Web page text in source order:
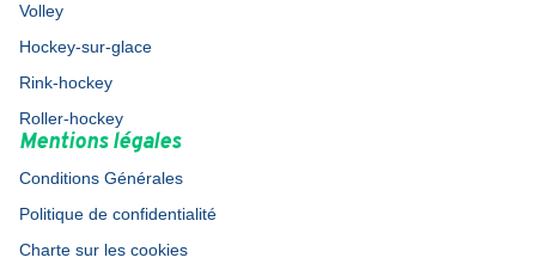
Volley
Hockey-sur-glace
Rink-hockey
Roller-hockey
Mentions légales
Conditions Générales
Politique de confidentialité
Charte sur les cookies